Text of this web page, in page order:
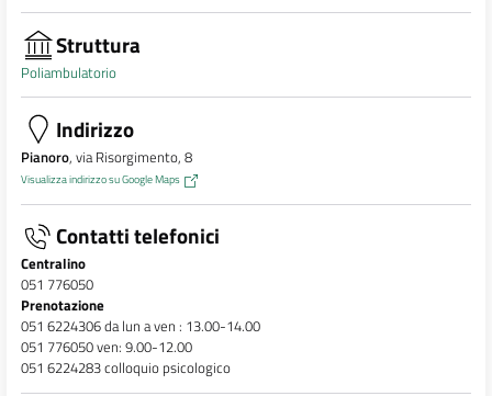
Struttura
Poliambulatorio
Indirizzo
Pianoro, via Risorgimento, 8
Visualizza indirizzo su Google Maps
Contatti telefonici
Centralino
051 776050
Prenotazione
051 6224306 da lun a ven : 13.00-14.00
051 776050 ven: 9.00-12.00
051 6224283 colloquio psicologico